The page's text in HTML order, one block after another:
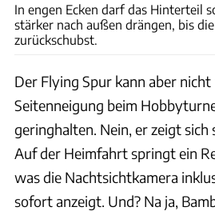
In engen Ecken darf das Hinterteil
stärker nach außen drängen, bis
zurückschubst.
Der Flying Spur kann aber nicht
Seitenneigung beim
geringhalten. Nein, er zeigt sich
Auf der Heimfahrt springt ein
was die Nachtsichtkamera
sofort anzeigt. Und? Na ja,